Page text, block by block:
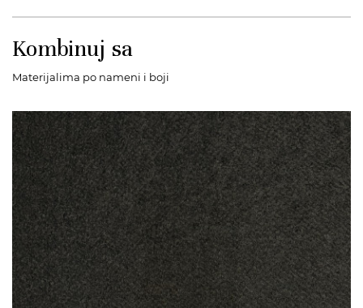
Kombinuj sa
Materijalima po nameni i boji